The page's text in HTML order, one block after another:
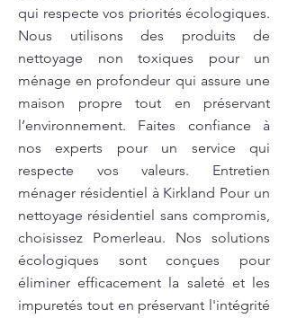
qui respecte vos priorités écologiques.
Nous utilisons des produits de
nettoyage non toxiques pour un
ménage en profondeur qui assure une
maison propre tout en préservant
l’environnement. Faites confiance à
nos experts pour un service qui
respecte vos valeurs. Entretien
ménager résidentiel à Kirkland Pour un
nettoyage résidentiel sans compromis,
choisissez Pomerleau. Nos solutions
écologiques sont conçues pour
éliminer efficacement la saleté et les
impuretés tout en préservant l'intégrité